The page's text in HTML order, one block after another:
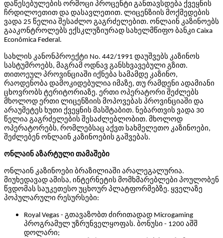
დაწესებულების ორმოცი პროცენტი განთავსდება ქვეყნის
ჩრდილოეთით და დასავლეთით. ლიცენზიის მოქმედების
ვადა 25 წელია შესაძლო გაგრძელებით. ონლაინ კაზინოებს
გააკონტროლებს ექსკლუზიურად სახელმწიფო ბანკი Caixa
Econômica Federal.
სახლის კანონპროექტი No. 442/1991 დაუშვებს კაზინოს
სასტუმროებს, მაგრამ ოდნავ განსხვავებული გზით.
თითოეულ პროვინციაში იქნება სამამდე კაზინო,
რაოდენობა დამოკიდებულია იმაზე, თუ რამდენი ადამიანი
ცხოვრობს ტერიტორიაზე. ერთი ოპერატორი შეძლებს
მხოლოდ ერთი ლიცენზიის მოპოვებას პროვინციაში და
არაუმეტეს ხუთი ქვეყნის მასშტაბით. ნებართვის ვადა 30
წელია გაგრძელების შესაძლებლობით. მხოლოდ
ოპერატორებს, რომლებსაც აქვთ სახმელეთო კაზინოები,
შეძლებენ ონლაინ კაზინოების გაშვებას.
ონლაინ აზარტული თამაშები
ონლაინ კაზინოები ბრაზილიაში არალეგალურია.
მიუხედავად ამისა, ინტერნეტის მომხმარებლები პოულობენ
წვდომას საუკეთესო უცხოურ პლატფორმებზე. ყველაზე
პოპულარული რესურსები:
Royal Vegas - გთავაზობთ ძირითადად Microgaming
პროგრამულ უზრუნველყოფას. ბონუსი - 1200 აშშ
დოლარი;